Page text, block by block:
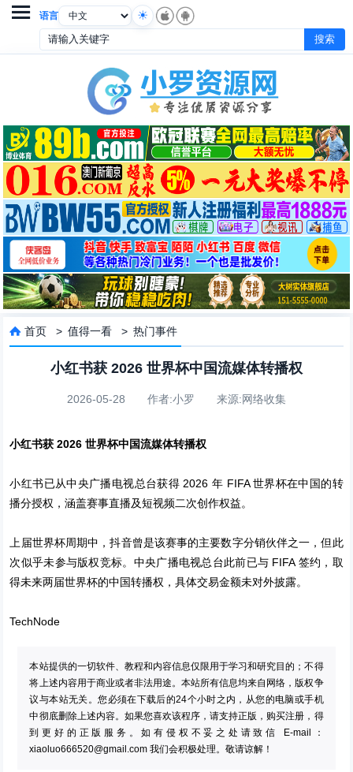
语言

 首页 >值得一看 >热门事件
小红书获 2026 世界杯中国流媒体转播权
2026-05-28 作者:小罗 来源:网络收集
小红书获 2026 世界杯中国流媒体转播权
小红书已从中央广播电视总台获得 2026 年 FIFA 世界杯在中国的转
播分授权，涵盖赛事直播及短视频二次创作权益。
上届世界杯周期中，抖音曾是该赛事的主要数字分销伙伴之一，但此
次似乎未参与版权竞标。中央广播电视总台此前已与 FIFA 签约，取
得未来两届世界杯的中国转播权，具体交易金额未对外披露。
TechNode
本站提供的一切软件、教程和内容信息仅限用于学习和研究目的；不得
将上述内容用于商业或者非法用途。本站所有信息均来自网络，版权争
议与本站无关。您必须在下载后的24个小时之内，从您的电脑或手机
中彻底删除上述内容。如果您喜欢该程序，请支持正版，购买注册，得
到更好的正版服务。如有侵权不妥之处请致信 E-mail：
xiaoluo666520@gmail.com 我们会积极处理。敬请谅解！